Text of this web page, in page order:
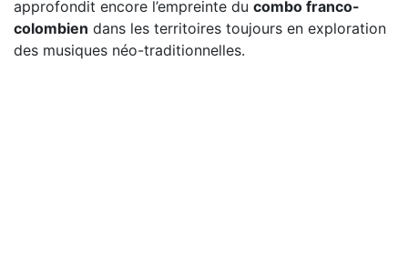
approfondit encore l’empreinte du combo franco-
colombien dans les territoires toujours en exploration
des musiques néo-traditionnelles.